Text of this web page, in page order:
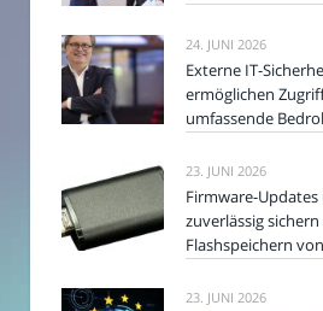
24. JUNI 2026
Externe IT-
ermöglichen
umfassende
23. JUNI 2026
Firmware-
zuverlässig sichern
Flashspeichern
23. JUNI 2026